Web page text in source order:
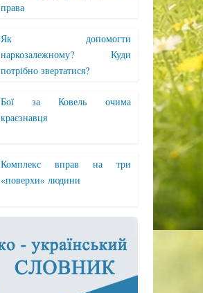
права
Як допомогти
наркозалежному? Куди
потрібно звертатися?
Бої за Ковель очима
краєзнавця
Комплекс вправ на три
«поверхи» людини